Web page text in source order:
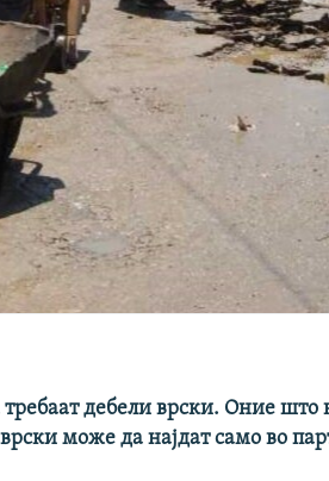
дебели врски. Оние
може да најдат само во